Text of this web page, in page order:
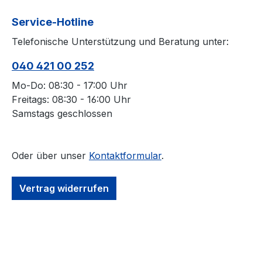
dieses Handfunkgerät durchaus die
Sendeleistung "großer" CB Funkgeräte auf
Funktionsumfang. ALAN (MIDLAND 42 oder
ALAN 42DS - wesentliche Unterschiede?Der
Hersteller weist besonders auf die digitale
Rauschunterdrückung (automatische Squelch
Handfunkgeräten - und besonders bei
sehr wichtig ist, muss wohl jeder Anwender
für sich entscheiden. Umschaltbare
Service-Hotline
Telefonische Unterstützung und Beratung unter:
040 421 00 252
Mo-Do: 08:30 - 17:00 Uhr
Freitags: 08:30 - 16:00 Uhr
Samstags geschlossen
Oder über unser Kontaktformular.
Vertrag widerrufen